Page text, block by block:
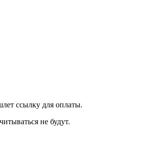
ссылку для оплаты.
не будут.